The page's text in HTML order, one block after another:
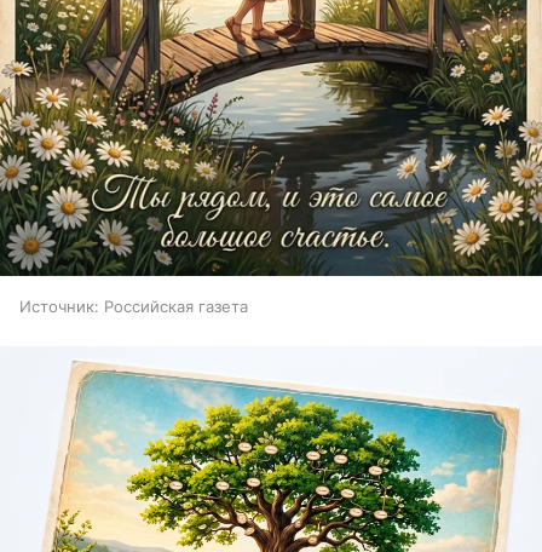
Источник: Российская газета